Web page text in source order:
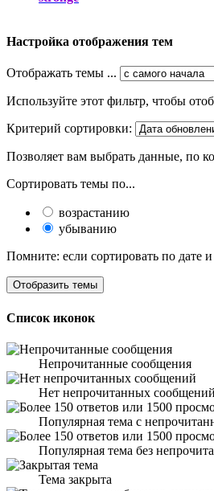
Настройка отображения тем
Отображать темы ...
Используйте этот фильтр, чтобы
Критерий сортировки:
Позволяет вам выбрать данные, по
Сортировать темы по...
возрастанию
убыванию
Помните: если сортировать по
Список иконок
Непрочитанные сообщения
Нет непрочитанных сообщений
Популярная тема с
Популярная тема без
Тема закрыта